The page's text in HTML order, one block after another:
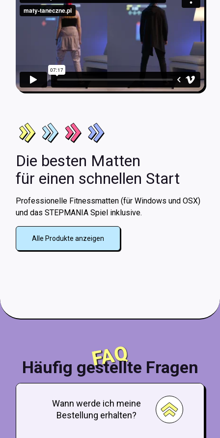
Die besten Matten
für einen schnellen Start
Professionelle Fitnessmatten (für Windows und OSX)
und das STEPMANIA Spiel inklusive.
Alle Produkte anzeigen
FAQ
Häufig gestellte Fragen
Wann werde ich meine
Bestellung erhalten?